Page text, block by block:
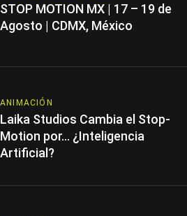
STOP MOTION MX | 17 – 19 de
Agosto | CDMX, México
ANIMACIÓN
Laika Studios Cambia el Stop-
Motion por… ¿Inteligencia
Artificial?